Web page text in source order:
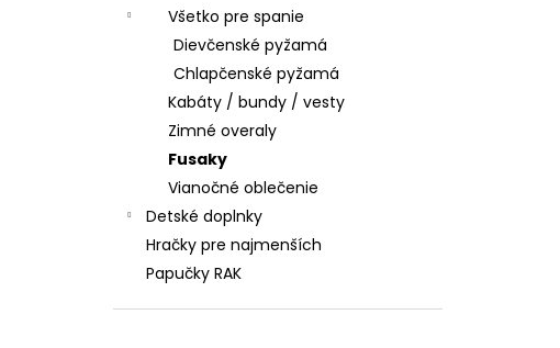
Všetko pre spanie
Dievčenské pyžamá
Chlapčenské pyžamá
Kabáty / bundy / vesty
Zimné overaly
Fusaky
Vianočné oblečenie
Detské doplnky
Hračky pre najmenších
Papučky RAK